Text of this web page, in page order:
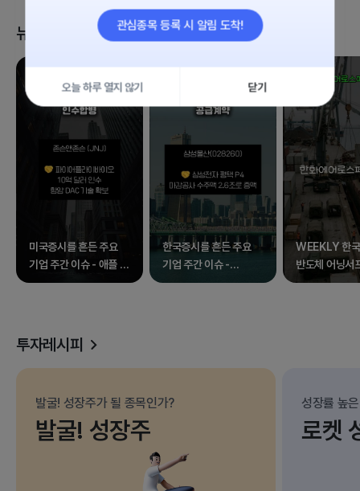
관심종목 등록 시 알림 도착!
오늘 하루 열지 않기 닫기
뉴스 클립
미국증시를 흔든 주요
기업 주간 이슈 - 애플 외
17종목
한국증시를 흔든 주요
기업 주간 이슈 -
삼성전자 외 17종목
WEEKLY 한
반도체 어닝서
속 널뛰는 증시
투자레시피
발굴! 성장주가 될 종목인가?
발굴! 성장주
성장률 높
로켓